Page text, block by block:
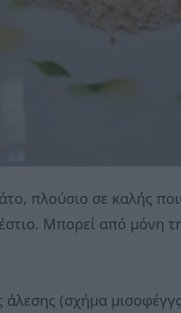
πλούσιο σε καλής
Μπορεί από μόνη
άλεσης (σχήμα